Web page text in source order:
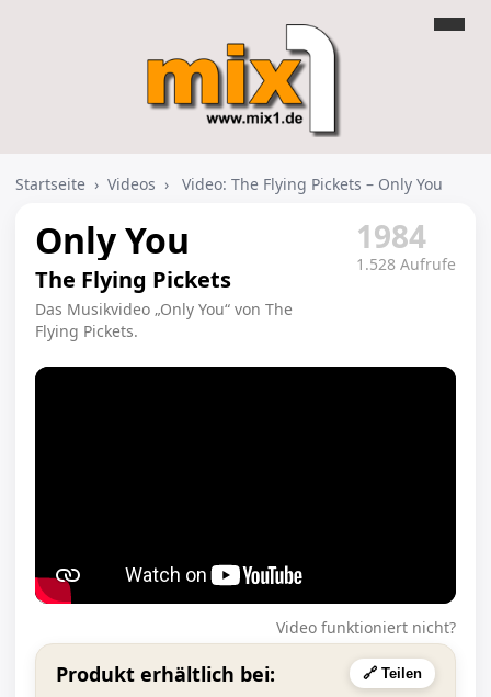
Startseite › Videos › Video: The Flying Pickets – Only You
Only You
The Flying Pickets
Das Musikvideo „Only You“ von The
Flying Pickets.
1984
1.528 Aufrufe
Video funktioniert nicht?
Produkt erhältlich bei: 🔗 Teilen